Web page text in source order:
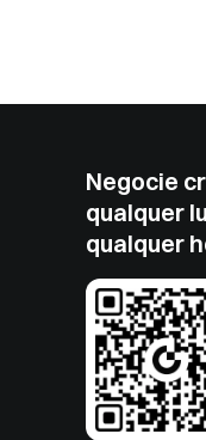
Negocie
qualquer
qualquer